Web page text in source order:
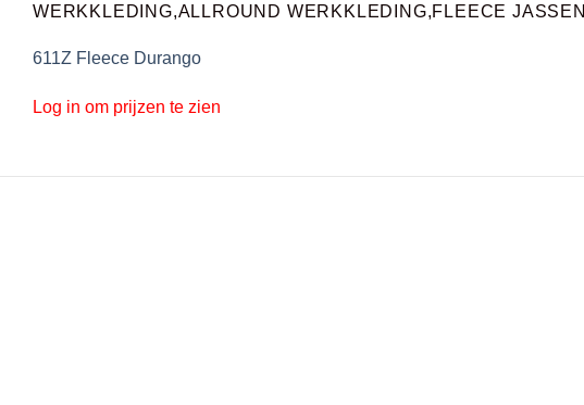
WERKKLEDING,ALLROUND WERKKLEDING,FLEECE JASSEN
611Z Fleece Durango
Log in om prijzen te zien